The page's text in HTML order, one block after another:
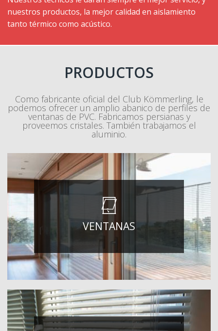
nuestros productos, la mejor calidad en aislamiento
tanto térmico como acústico.
PRODUCTOS
Como fabricante oficial del Club Kömmerling, le
podemos ofrecer un amplio abanico de perfiles de
ventanas de PVC. Fabricamos persianas y
proveemos cristales. También trabajamos el
aluminio.
VENTANAS